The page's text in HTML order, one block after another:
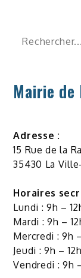
Rechercher
Mairie
Adresse :
15 Rue de la
35430 La
Horaires
Lundi : 9h –
Mardi : 9h –
Mercredi : 9h
Jeudi : 9h – 12h
Vendredi : 9h